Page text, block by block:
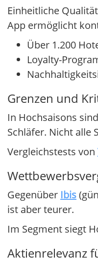
Einheitliche
App ermöglicht
Über 1.200
Loyalty-
Grenzen und
In Hochsaisons
Schläfer. Nicht alle
Vergleichstests von
Gegenüber Ibis
ist aber teurer.
Im Segment siegt
Aktienrelevanz